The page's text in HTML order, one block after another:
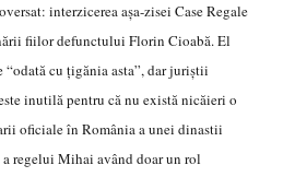
interzicerea așa-zisei Case Regale
fiilor defunctului Florin Cioabă. El
“odată cu țigănia asta”, dar juriștii
inutilă pentru că nu există nicăieri o
oficiale în România a unei dinastii
regelui Mihai având doar un rol